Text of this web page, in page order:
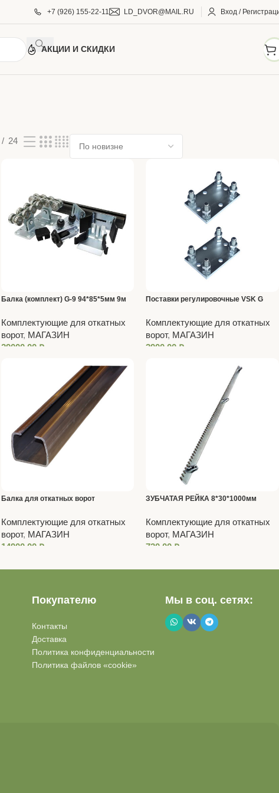
+7 (926) 155-22-11 LD_DVOR@MAIL.RU Вход /
АКЦИИ И СКИДКИ
24
Балка (комплект) G-9 94*85*5мм 9м
Комплектующие для откатных
ворот, МАГАЗИН
29000,00 ₽
Поставки регулировочные VSK G
Комплектующие для откатных
ворот, МАГАЗИН
3900,00 ₽
Балка для откатных ворот
Комплектующие для откатных
ворот, МАГАЗИН
14900,00 ₽
ЗУБЧАТАЯ РЕЙКА 8*30*1000мм
Комплектующие для откатных
ворот, МАГАЗИН
720,00 ₽
Покупателю
Контакты
Доставка
Политика конфиденциальности
Политика файлов «cookie»
Мы в соц. сетях: